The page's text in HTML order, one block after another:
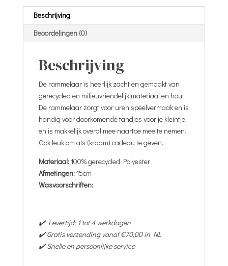
Beschrijving
Beoordelingen (0)
Beschrijving
De rammelaar is heerlijk zacht en gemaakt van
gerecycled en milieuvriendelijk materiaal en hout.
De rammelaar zorgt voor uren speelvermaak en is
handig voor doorkomende tandjes voor je kleintje
en is makkelijk overal mee naartoe mee te nemen.
Ook leuk om als (kraam) cadeau te geven.
Materiaal:100% gerecycled Polyester
Afmetingen:15cm
Wasvoorschriften:
✔️ Levertijd: 1 tot 4 werkdagen
✔️ Gratis verzending vanaf €70,00 in NL
✔️ Snelle en persoonlijke service